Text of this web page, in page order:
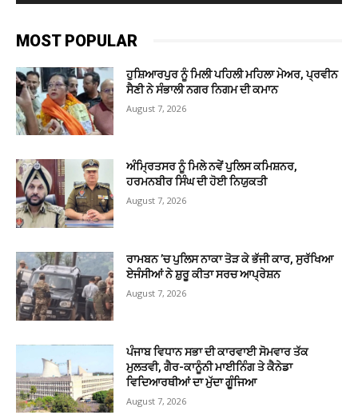
MOST POPULAR
ਹੁਸ਼ਿਆਰਪੁਰ ਨੂੰ ਮਿਲੀ ਪਹਿਲੀ ਮਹਿਲਾ ਮੇਅਰ, ਪ੍ਰਵੀਨ
ਸੈਣੀ ਨੇ ਸੰਭਾਲੀ ਨਗਰ ਨਿਗਮ ਦੀ ਕਮਾਨ
August 7, 2026
ਅੰਮ੍ਰਿਤਸਰ ਨੂੰ ਮਿਲੇ ਨਵੇਂ ਪੁਲਿਸ ਕਮਿਸ਼ਨਰ,
ਹਰਮਨਬੀਰ ਸਿੰਘ ਦੀ ਹੋਈ ਨਿਯੁਕਤੀ
August 7, 2026
ਰਾਮਬਨ ’ਚ ਪੁਲਿਸ ਨਾਕਾ ਤੋੜ ਕੇ ਭੱਜੀ ਕਾਰ, ਸੁਰੱਖਿਆ
ਏਜੰਸੀਆਂ ਨੇ ਸ਼ੁਰੂ ਕੀਤਾ ਸਰਚ ਆਪ੍ਰੇਸ਼ਨ
August 7, 2026
ਪੰਜਾਬ ਵਿਧਾਨ ਸਭਾ ਦੀ ਕਾਰਵਾਈ ਸੋਮਵਾਰ ਤੱਕ
ਮੁਲਤਵੀ, ਗੈਰ-ਕਾਨੂੰਨੀ ਮਾਈਨਿੰਗ ਤੇ ਕੈਨੇਡਾ
ਵਿਦਿਆਰਥੀਆਂ ਦਾ ਮੁੱਦਾ ਗੂੰਜਿਆ
August 7, 2026